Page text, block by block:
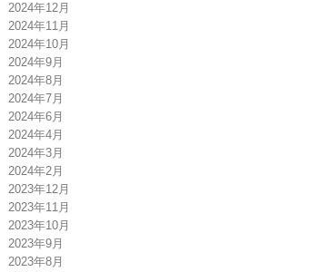
2024年12月
2024年11月
2024年10月
2024年9月
2024年8月
2024年7月
2024年6月
2024年4月
2024年3月
2024年2月
2023年12月
2023年11月
2023年10月
2023年9月
2023年8月